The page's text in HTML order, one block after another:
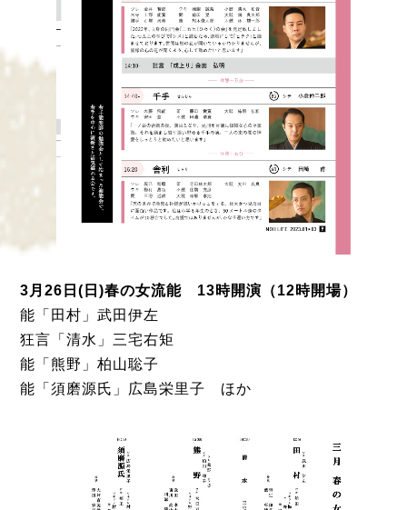
3月26日(日)春の女流能 13時開演（12時開場）
能「田村」武田伊左
狂言「清水」三宅右矩
能「熊野」柏山聡子
能「須磨源氏」広島栄里子 ほか